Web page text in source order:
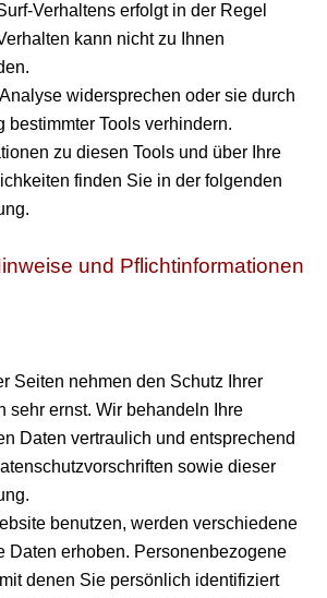
Verhaltens erfolgt in der Regel
kann nicht zu Ihnen
widersprechen oder sie durch
bestimmter Tools verhindern.
zu diesen Tools und über Ihre
finden Sie in der folgenden
und Pflichtinformationen
Seiten nehmen den Schutz Ihrer
sehr ernst. Wir behandeln Ihre
Daten vertraulich und entsprechend
sowie dieser
benutzen, werden verschiedene
Daten erhoben. Personenbezogene
denen Sie persönlich identifiziert